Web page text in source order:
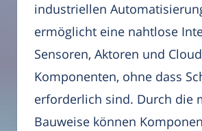
industriellen
ermöglicht eine nahtlose
Sensoren, Aktoren und
Komponenten, ohne dass
erforderlich sind. Durch die
Bauweise können